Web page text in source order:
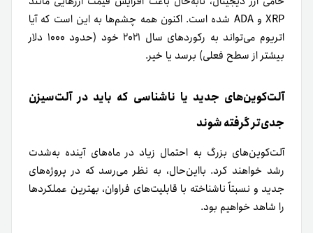
XRP و ADA شده است. اکنون همه چشم‌ها به این است که آیا
اتریوم می‌تواند به رکوردهای سال ۲۰۲۱ خود (حدود ۱۰۰۰ دلار
بیشتر از سطح فعلی) برسد یا خیر.
آلت‌کوین‌های جدید یا ناشناسی که باید در آلت‌سیزن
جدی‌تر گرفته شوند
آلت‌کوین‌های بزرگ به احتمال زیاد در ماه‌های آینده به‌شدت
رشد خواهند کرد. بااین‌حال، به نظر می‌رسد که در پروژه‌های
جدید و نسبتاً ناشناخته با قابلیت‌های فراوان، بهترین عملکردها
را شاهد خواهیم بود.